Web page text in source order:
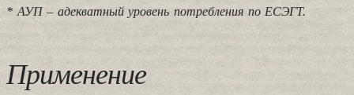
* АУП – адекватный уровень потребления по ЕСЭГТ.
Применение